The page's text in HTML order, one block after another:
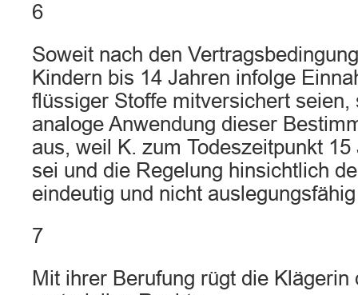
6
Soweit nach den
Kindern bis 14 Jahren infolge
flüssiger Stoffe mitversichert seien,
analoge Anwendung dieser
aus, weil K. zum Todeszeitpunkt
sei und die Regelung hinsichtlich
eindeutig und nicht
7
Mit ihrer Berufung rügt die Klägerin